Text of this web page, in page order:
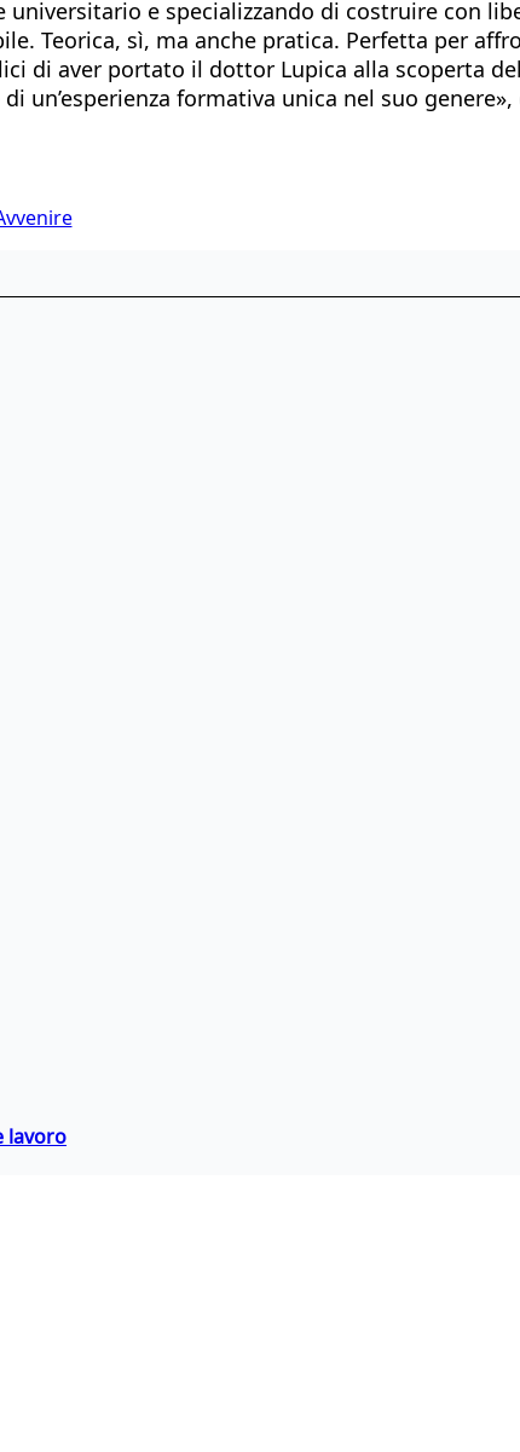
e specializzando di costruire con
Teorica, sì, ma anche pratica. Perfetta per
di aver portato il dottor Lupica alla scoperta
un’esperienza formativa unica nel suo genere»,
lavoro